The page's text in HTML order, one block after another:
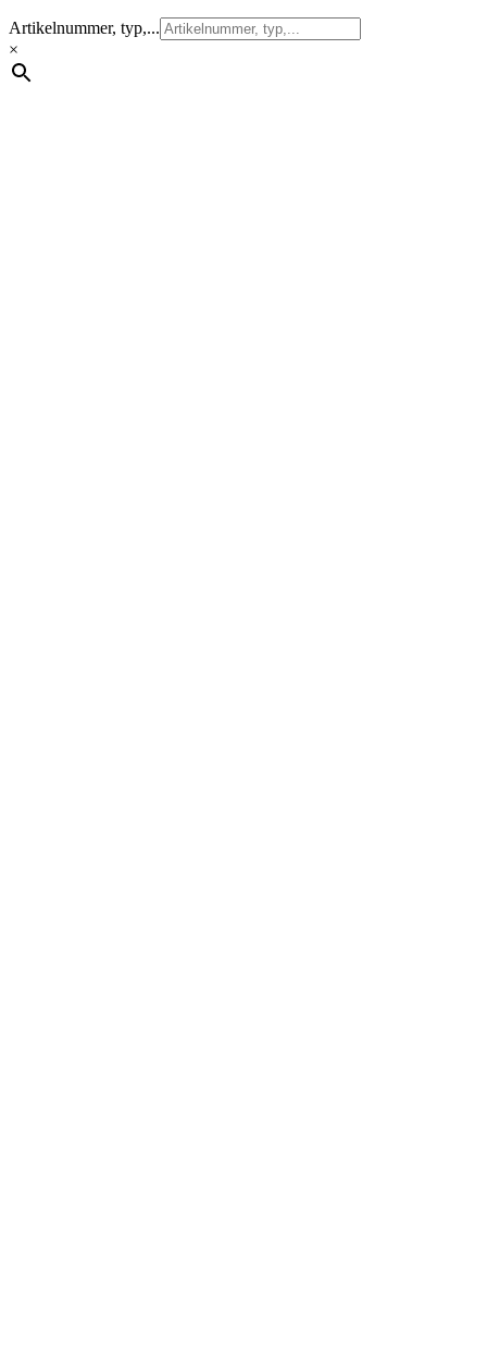
Artikelnummer, typ,...
×